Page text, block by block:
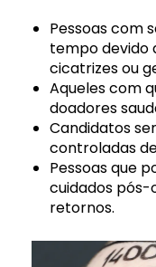
Pessoas com
tempo devido
cicatrizes ou
Aqueles com
doadores
Candidatos
controladas
Pessoas que
cuidados
retornos.